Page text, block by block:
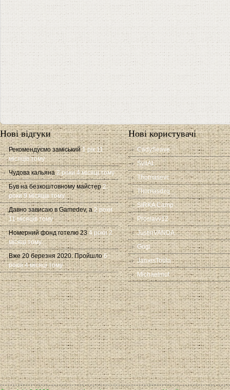
Нові відгуки
Рекомендуємо заміський 1 рік 11
місяців тому
Чудова кальяна 2 роки 4 місяці тому
Був на безкоштовному майстер 2
роки 9 місяців тому
Давно зависаю в Gamedev, а 2 роки
11 місяців тому
Номерний фонд готелю 23 4 роки 2
місяці тому
Вже 20 березня 2020. Пройшло 6
років 4 місяці тому
Нові користувачі
CadySeave
SvitAL
Thomasevc
Thomasdzq
SIRKA Camp
Proslavv12
JustinVANDA
Gogi
JamesToula
Michaelmut